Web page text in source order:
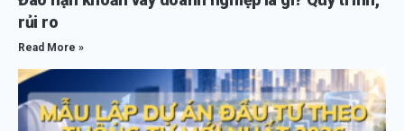
rủi ro
Read More »